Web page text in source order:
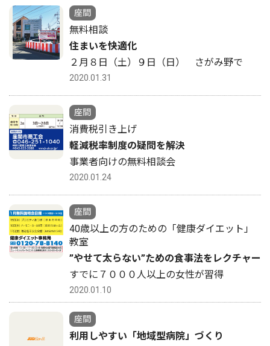
座間
無料相談
住まいを快適化
２月８日（土）９日（日） さがみ野で
2020.01.31
座間
消費税引き上げ
軽減税率制度の疑問を解決
事業者向けの無料相談会
2020.01.24
座間
40歳以上の方のための「健康ダイエット」
教室
”やせて太らない”ための食事法をレクチャー
すでに７０００人以上の女性が習得
2020.01.10
座間
利用しやすい「地域型病院」づくり